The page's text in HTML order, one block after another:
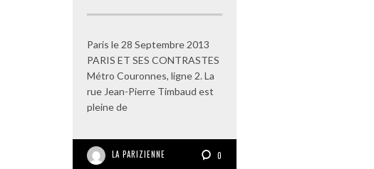
Paris le 28 Septembre 2013
PARIS ET SES CONTRASTES
Métro Couronnes, ligne 2. La
rue Jean-Pierre Timbaud est
pleine de
LA PARIZIENNE 0